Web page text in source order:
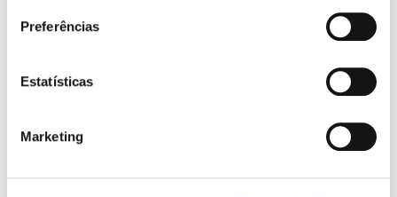
Preferências
Estatísticas
Marketing